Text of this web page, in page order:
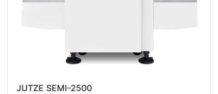
JUTZE SEMI-2500